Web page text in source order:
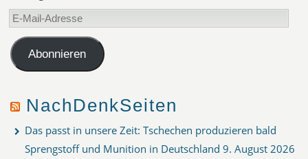
E-
Mail-
AdresseAbonnieren
NachDenkSeiten
Das passt in unsere Zeit: Tschechen produzieren bald
Sprengstoff und Munition in Deutschland 9. August 2026